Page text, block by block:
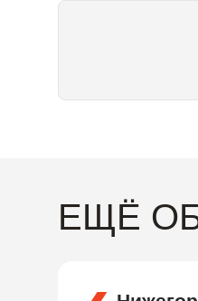
ЕЩЁ